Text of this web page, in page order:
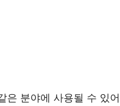
은 분야에 사용될 수 있